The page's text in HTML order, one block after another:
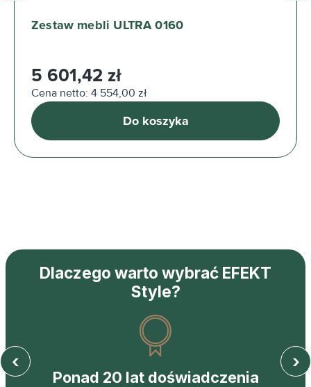
Zestaw mebli ULTRA 0160
Cena regularna:
5 601,42 zł
Cena netto: 4 554,00 zł
Do koszyka
Dlaczego warto wybrać EFEKT
Style?
Ponad 20 lat doświadczenia
‹ ›